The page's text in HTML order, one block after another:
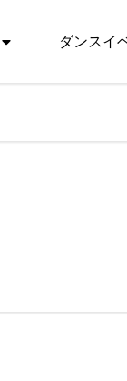
ダンスイ